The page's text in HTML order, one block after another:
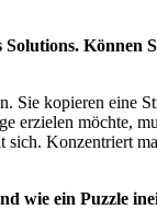
Können
kopieren eine
erzielen möchte,
Konzentriert
wie ein Puzzle